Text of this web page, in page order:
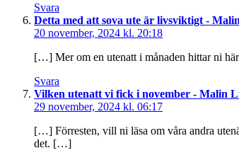
Svara
Detta med att sova ute är livsviktigt -
20 november, 2024 kl. 20:18
[…] Mer om en utenatt i månaden hittar ni
Svara
Vilken utenatt vi fick i november - Malin
29 november, 2024 kl. 06:17
[…] Förresten, vill ni läsa om våra andra
det. […]